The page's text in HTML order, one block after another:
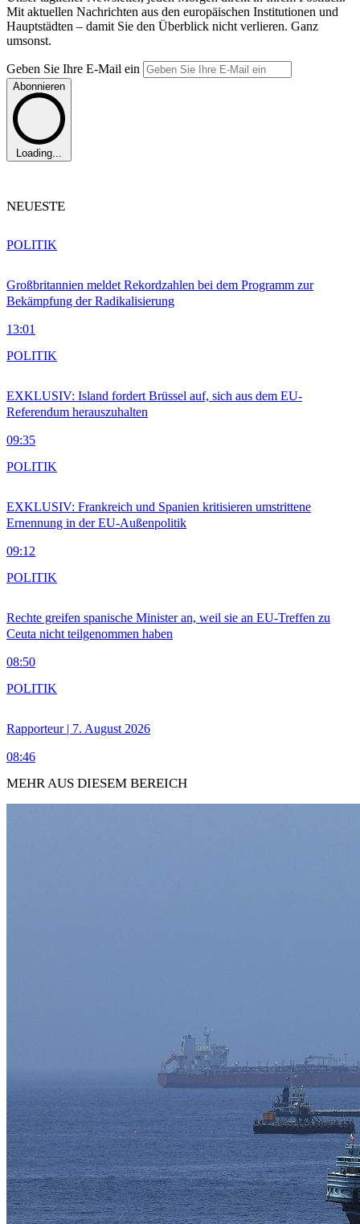
Mit aktuellen Nachrichten aus den europäischen Institutionen und
Hauptstädten – damit Sie den Überblick nicht verlieren. Ganz
umsonst.
Geben Sie Ihre E-Mail ein
Abonnieren
Loading...
NEUESTE
Großbritannien meldet Rekordzahlen bei dem Programm zur
Bekämpfung der Radikalisierung
13:01
POLITIK
EXKLUSIV: Island fordert Brüssel auf, sich aus dem EU-
Referendum herauszuhalten
09:35
POLITIK
EXKLUSIV: Frankreich und Spanien kritisieren umstrittene
Ernennung in der EU-Außenpolitik
09:12
POLITIK
Rechte greifen spanische Minister an, weil sie an EU-Treffen zu
Ceuta nicht teilgenommen haben
08:50
POLITIK
Rapporteur | 7. August 2026
08:46
POLITIK
MEHR AUS DIESEM BEREICH